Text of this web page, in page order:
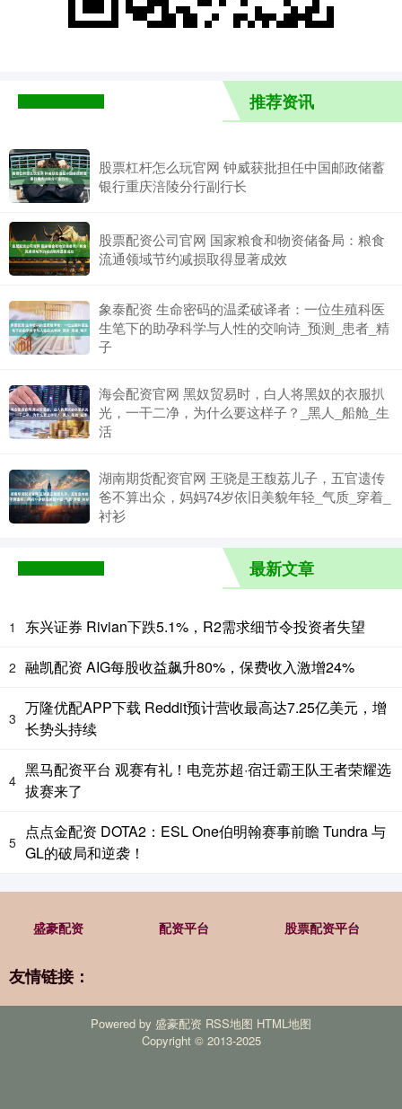
推荐资讯
股票杠杆怎么玩官网 钟威获批担任中国邮政储蓄
银行重庆涪陵分行副行长
股票配资公司官网 国家粮食和物资储备局：粮食
流通领域节约减损取得显著成效
象泰配资 生命密码的温柔破译者：一位生殖科医
生笔下的助孕科学与人性的交响诗_预测_患者_精
子
海会配资官网 黑奴贸易时，白人将黑奴的衣服扒
光，一干二净，为什么要这样子？_黑人_船舱_生
活
湖南期货配资官网 王骁是王馥荔儿子，五官遗传
爸不算出众，妈妈74岁依旧美貌年轻_气质_穿着_
衬衫
最新文章
1 东兴证券 Rivian下跌5.1%，R2需求细节令投资者失望
2 融凯配资 AIG每股收益飙升80%，保费收入激增24%
3
万隆优配APP下载 Reddit预计营收最高达7.25亿美元，增
长势头持续
4
黑马配资平台 观赛有礼！电竞苏超·宿迁霸王队王者荣耀选
拔赛来了
5
点点金配资 DOTA2：ESL One伯明翰赛事前瞻 Tundra 与
GL的破局和逆袭！
盛豪配资 配资平台 股票配资平台
友情链接：
Powered by 盛豪配资 RSS地图 HTML地图
Copyright © 2013-2025